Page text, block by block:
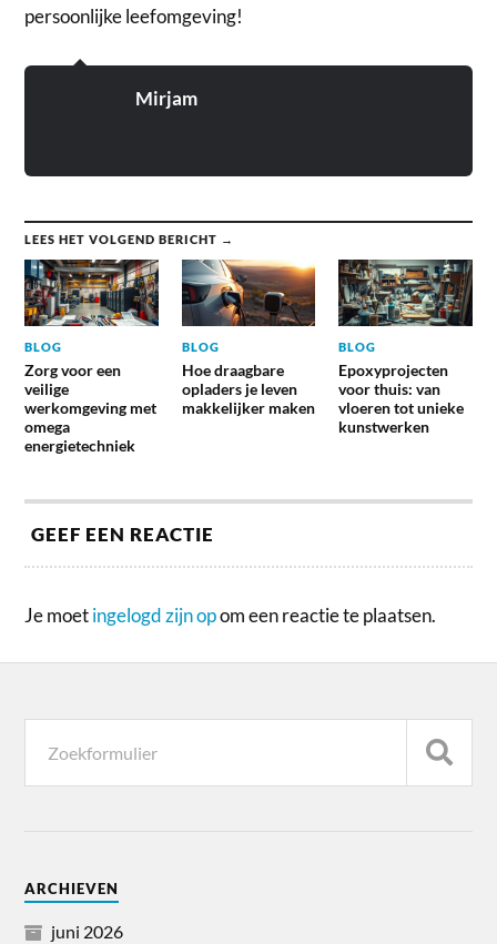
persoonlijke leefomgeving!
Mirjam
LEES HET VOLGEND BERICHT →
BLOG
Zorg voor een
veilige
werkomgeving met
omega
energietechniek
BLOG
Hoe draagbare
opladers je leven
makkelijker maken
BLOG
Epoxyprojecten
voor thuis: van
vloeren tot unieke
kunstwerken
GEEF EEN REACTIE
Je moetingelogd zijn opom een reactie te plaatsen.
ARCHIEVEN
juni 2026